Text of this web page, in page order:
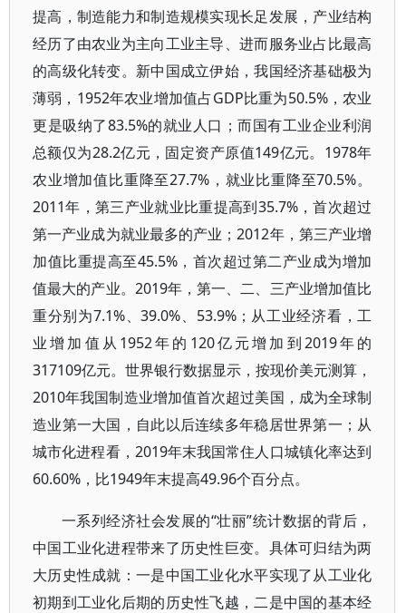
提高，制造能力和制造规模实现长足发展，产业结构
经历了由农业为主向工业主导、进而服务业占比最高
的高级化转变。新中国成立伊始，我国经济基础极为
薄弱，1952年农业增加值占GDP比重为50.5%，农业
更是吸纳了83.5%的就业人口；而国有工业企业利润
总额仅为28.2亿元，固定资产原值149亿元。1978年
农业增加值比重降至27.7%，就业比重降至70.5%。
2011年，第三产业就业比重提高到35.7%，首次超过
第一产业成为就业最多的产业；2012年，第三产业增
加值比重提高至45.5%，首次超过第二产业成为增加
值最大的产业。2019年，第一、二、三产业增加值比
重分别为7.1%、39.0%、53.9%；从工业经济看，工
业增加值从1952年的120亿元增加到2019年的
317109亿元。世界银行数据显示，按现价美元测算，
2010年我国制造业增加值首次超过美国，成为全球制
造业第一大国，自此以后连续多年稳居世界第一；从
城市化进程看，2019年末我国常住人口城镇化率达到
60.60%，比1949年末提高49.96个百分点。
一系列经济社会发展的“壮丽”统计数据的背后，
中国工业化进程带来了历史性巨变。具体可归结为两
大历史性成就：一是中国工业化水平实现了从工业化
初期到工业化后期的历史性飞越，二是中国的基本经